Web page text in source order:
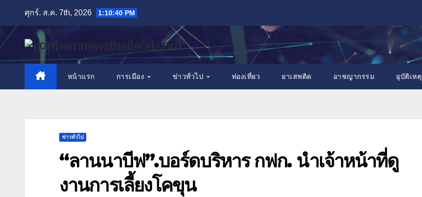
content
ศุกร์. ส.ค. 7th, 2026 1:10:41 PM
หน้าแรก การเมือง ข่าวทั่วไป ท่องเที่ยว ยาเสพติด อาชญากรรม อุบัติเหตุ
ข่าวทั่วไป
“ลานนาบีฟ”.บอร์ดบริหาร กฟก. นำเจ้าหน้าที่ดู
งานการเลี้ยงโคขุน